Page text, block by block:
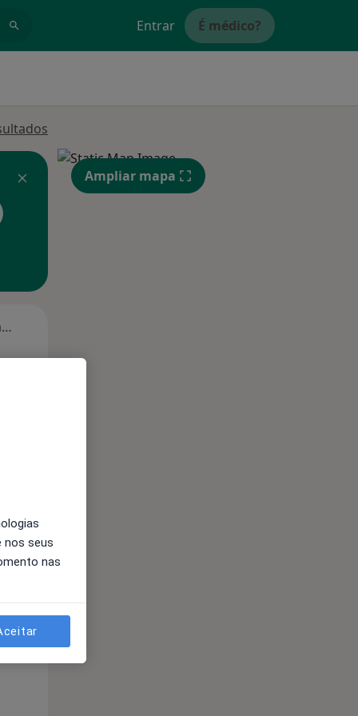
Entrar É médico?
Segunda-feira
Segunda-feira Ter,
11 Ago
Ampliar mapa
nos seus
nas